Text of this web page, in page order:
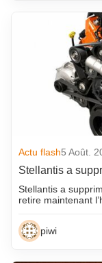
Actu flash5 Août.
Stellantis a
Stellantis a
retire maintenant
piwi